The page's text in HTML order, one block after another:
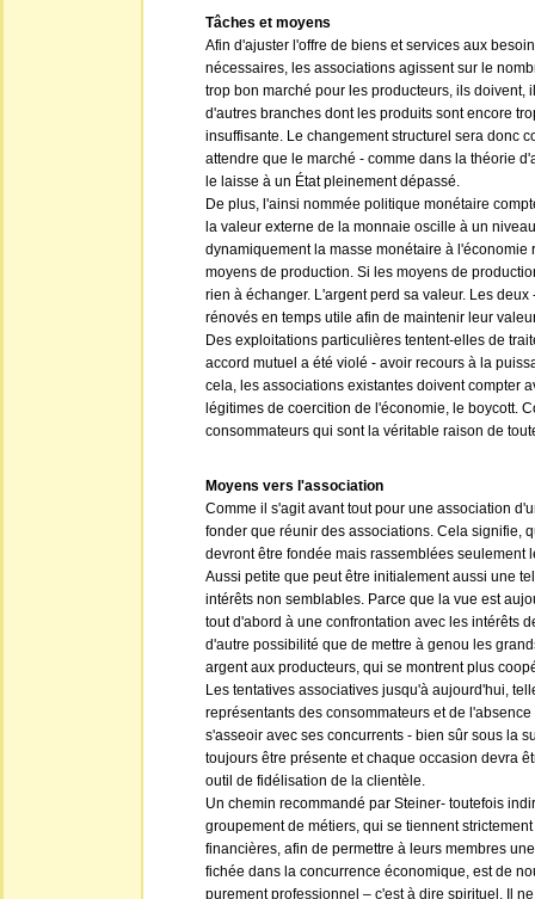
Tâches et moyens
Afin d'ajuster l'offre de biens et services aux
nécessaires, les associations agissent sur le
trop bon marché pour les producteurs, ils
d'autres branches dont les produits sont encore
insuffisante. Le changement structurel sera donc
attendre que le marché - comme dans la théorie
le laisse à un État pleinement dépassé.
De plus, l'ainsi nommée politique monétaire
la valeur externe de la monnaie oscille à un
dynamiquement la masse monétaire à
moyens de production. Si les moyens de
rien à échanger. L'argent perd sa valeur. Les
rénovés en temps utile afin de maintenir leur
Des exploitations particulières tentent-elles de
accord mutuel a été violé - avoir recours à la
cela, les associations existantes doivent compter
légitimes de coercition de l'économie, le boycott.
consommateurs qui sont la véritable raison de
Moyens vers l'association
Comme il s'agit avant tout pour une association
fonder que réunir des associations. Cela signifie,
devront être fondée mais rassemblées seulement
Aussi petite que peut être initialement aussi une
intérêts non semblables. Parce que la vue est
tout d'abord à une confrontation avec les intérêts
d'autre possibilité que de mettre à genou les
argent aux producteurs, qui se montrent plus
Les tentatives associatives jusqu'à aujourd'hui,
représentants des consommateurs et de
s'asseoir avec ses concurrents - bien sûr sous la
toujours être présente et chaque occasion devra
outil de fidélisation de la clientèle.
Un chemin recommandé par Steiner- toutefois
groupement de métiers, qui se tiennent
financières, afin de permettre à leurs membres
fichée dans la concurrence économique, est de
purement professionnel – c'est à dire spirituel. Il